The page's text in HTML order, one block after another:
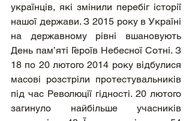
українців, які змінили перебіг історії
нашої держави. З 2015 року в Україні
на державному рівні вшановують
День пам’яті Героїв Небесної Сотні. З
18 по 20 лютого 2014 року відбулися
масові розстріли протестувальників
під час Революції гідності. 20 лютого
загинуло найбільше учасників